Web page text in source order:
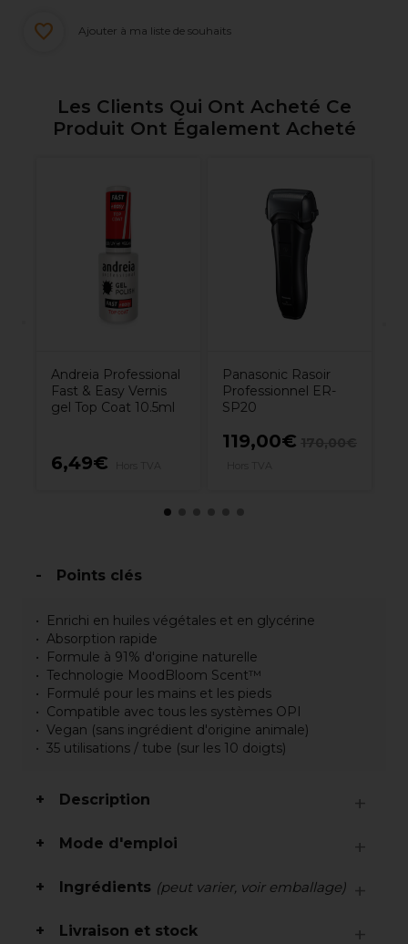
Ajouter à ma liste de souhaits
Les Clients Qui Ont Acheté Ce
Produit Ont Également Acheté
Andreia Professional
Fast & Easy Vernis
gel Top Coat 10.5ml
6,49€
Panasonic Rasoir
Professionnel ER-
SP20
119,00€
Points clés
Enrichi en huiles végétales et en glycérine
Absorption rapide
Formule à 91% d'origine naturelle
Technologie MoodBloom Scent™
Formulé pour les mains et les pieds
Compatible avec tous les systèmes OPI
Vegan (sans ingrédient d'origine animale)
35 utilisations / tube (sur les 10 doigts)
Description
Mode d'emploi
Ingrédients (peut varier, voir emballage)
Livraison et stock